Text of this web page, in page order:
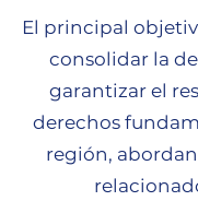
El principal
consolidar la
garantizar el
derechos
región,